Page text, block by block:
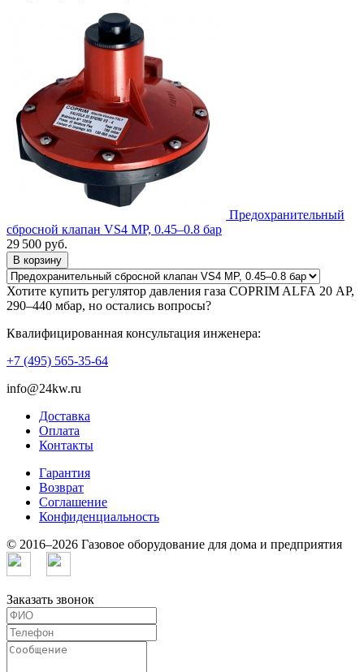
Предохранительный
сбросной клапан VS4 MP, 0.45–0.8 бар
29 500 руб.
В корзину
Хотите купить регулятор давления газа COPRIM ALFA 20 AP,
290–440 мбар, но остались вопросы?
Квалифицированная консультация инженера:
+7 (495) 565-35-64
info@24kw.ru
Доставка
Оплата
Контакты
Гарантия
Возврат
Cоглашение
Конфиденциальность
© 2016–2026 Газовое оборудование для дома и предприятия
Заказать звонок